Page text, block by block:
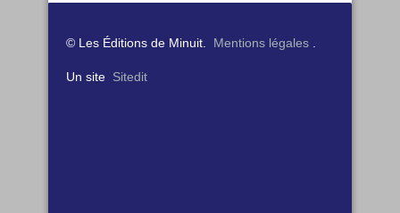
© Les Éditions de Minuit. Mentions légales
Un site Sitedit